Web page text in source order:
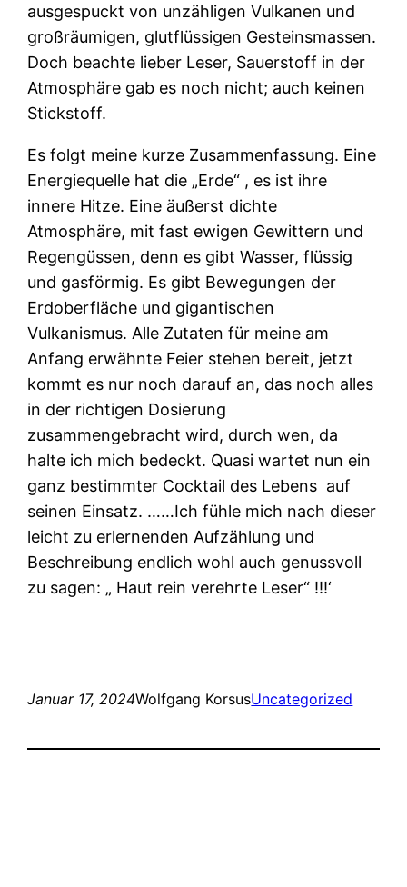
ausgespuckt von unzähligen Vulkanen und
großräumigen, glutflüssigen Gesteinsmassen.
Doch beachte lieber Leser, Sauerstoff in der
Atmosphäre gab es noch nicht; auch keinen
Stickstoff.
Es folgt meine kurze Zusammenfassung. Eine
Energiequelle hat die „Erde“ , es ist ihre
innere Hitze. Eine äußerst dichte
Atmosphäre, mit fast ewigen Gewittern und
Regengüssen, denn es gibt Wasser, flüssig
und gasförmig. Es gibt Bewegungen der
Erdoberfläche und gigantischen
Vulkanismus. Alle Zutaten für meine am
Anfang erwähnte Feier stehen bereit, jetzt
kommt es nur noch darauf an, das noch alles
in der richtigen Dosierung
zusammengebracht wird, durch wen, da
halte ich mich bedeckt. Quasi wartet nun ein
ganz bestimmter Cocktail des Lebens auf
seinen Einsatz. ……Ich fühle mich nach dieser
leicht zu erlernenden Aufzählung und
Beschreibung endlich wohl auch genussvoll
zu sagen: „ Haut rein verehrte Leser“ !!!‘
Januar 17, 2024Wolfgang KorsusUncategorized